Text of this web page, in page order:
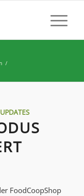
/
FoodCoopShop